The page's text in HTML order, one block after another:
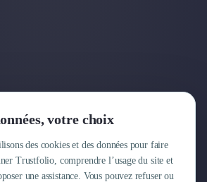
votre choix
des cookies et des données pour faire
Trustfolio, comprendre l’usage du site et
une assistance. Vous pouvez refuser ou